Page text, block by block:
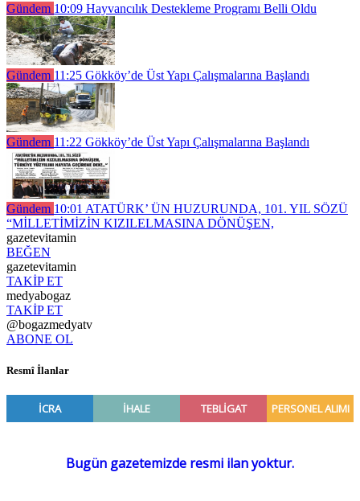
Gündem 10:09 Hayvancılık Destekleme Programı Belli Oldu
Gündem 11:25 Gökköy’de Üst Yapı Çalışmalarına Başlandı
Gündem 11:22 Gökköy’de Üst Yapı Çalışmalarına Başlandı
Gündem 10:01 ATATÜRK’ ÜN HUZURUNDA, 101. YIL SÖZÜ
“MİLLETİMİZİN KIZILELMASINA DÖNÜŞEN,
gazetevitamin
BEĞEN
gazetevitamin
TAKİP ET
medyabogaz
TAKİP ET
@bogazmedyatv
ABONE OL
Resmî İlanlar